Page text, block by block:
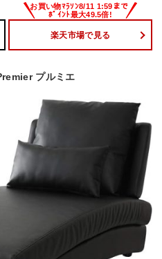
楽天市場で見る
プルミエ